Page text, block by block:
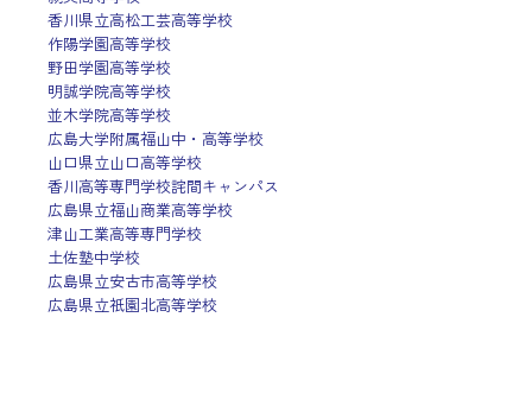
香川県立高松工芸高等学校
作陽学園高等学校
野田学園高等学校
明誠学院高等学校
並木学院高等学校
広島大学附属福山中・高等学校
山口県立山口高等学校
香川高等専門学校詫間キャンパス
広島県立福山商業高等学校
津山工業高等専門学校
土佐塾中学校
広島県立安古市高等学校
広島県立祇園北高等学校